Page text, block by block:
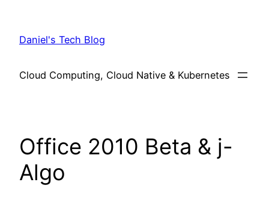
content
Daniel's Tech Blog
Cloud Computing, Cloud Native & Kubernetes
Office 2010 Beta & j-
Algo